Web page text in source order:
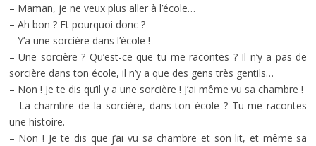
– Maman, je ne veux plus aller à l’école…
– Ah bon ? Et pourquoi donc ?
– Y’a une sorcière dans l’école !
– Une sorcière ? Qu’est-ce que tu me racontes ? Il n’y a pas de
sorcière dans ton école, il n’y a que des gens très gentils…
– Non ! Je te dis qu’il y a une sorcière ! J’ai même vu sa chambre !
– La chambre de la sorcière, dans ton école ? Tu me racontes
une histoire.
– Non ! Je te dis que j’ai vu sa chambre et son lit, et même sa